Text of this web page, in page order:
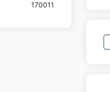
170011